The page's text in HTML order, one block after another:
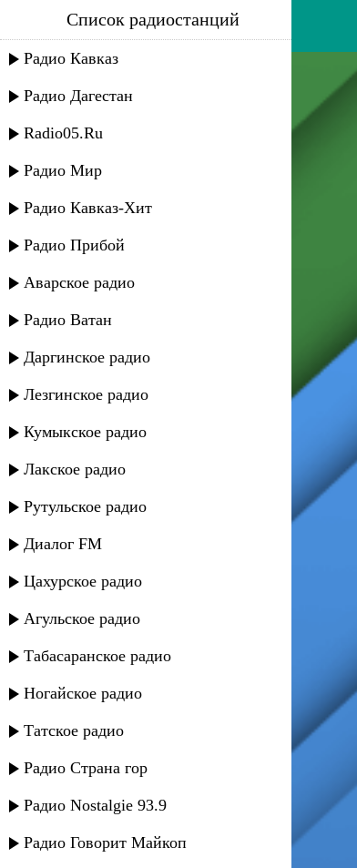
физули маллаев - наан ава
Список радиостанций
Радио Кавказ
Радио Дагестан
Radio05.Ru
Радио Мир
Радио Кавказ-Хит
Радио Прибой
Аварское радио
Радио Ватан
Даргинское радио
Лезгинское радио
Кумыкское радио
Лакское радио
Рутульское радио
Диалог FM
Цахурское радио
Агульское радио
Табасаранское радио
Ногайское радио
Татское радио
Радио Страна гор
Радио Nostalgie 93.9
Радио Говорит Майкоп